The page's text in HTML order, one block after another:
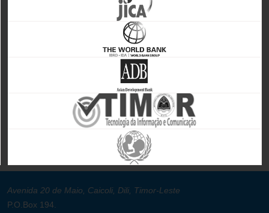
Avenida 20 de Maio, Caicoli, Dili, Timor-Leste
P.O.Box 194.